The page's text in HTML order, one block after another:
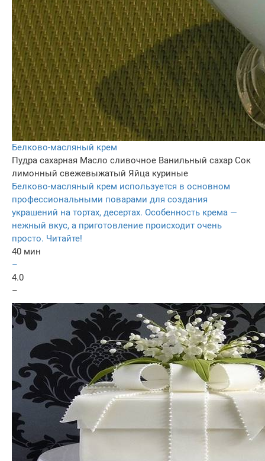
Белково-масляный крем
Пудра сахарная Масло сливочное Ванильный сахар Сок
лимонный свежевыжатый Яйца куриные
Белково-масляный крем используется в основном
профессиональными поварами для создания
украшений на тортах, десертах. Особенность крема —
нежный вкус, а приготовление происходит очень
просто. Читайте!
40 мин
–
4.0
–